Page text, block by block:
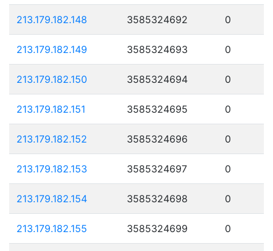
213.179.182.148 3585324692 0
213.179.182.149 3585324693 0
213.179.182.150 3585324694 0
213.179.182.151 3585324695 0
213.179.182.152 3585324696 0
213.179.182.153 3585324697 0
213.179.182.154 3585324698 0
213.179.182.155 3585324699 0